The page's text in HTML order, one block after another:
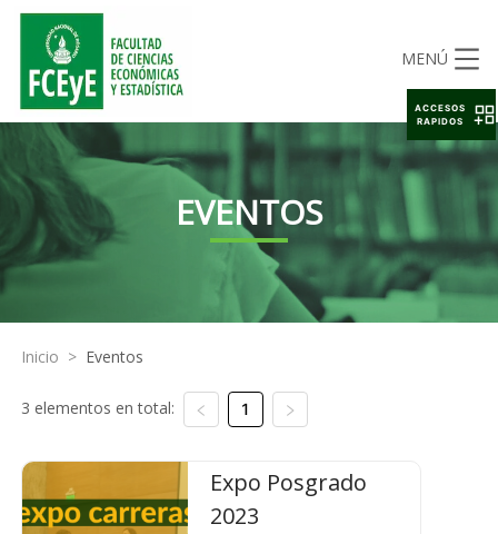
MENÚ
EVENTOS
Inicio > Eventos
3 elementos en total: 1
Expo Posgrado
2023
ACCESOS
RAPIDOS